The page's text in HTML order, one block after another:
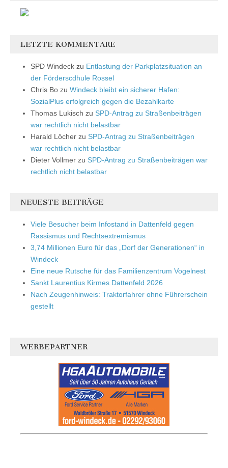
LETZTE KOMMENTARE
SPD Windeck zu Entlastung der Parkplatzsituation an
der Förderscdhule Rossel
Chris Bo zu Windeck bleibt ein sicherer Hafen:
SozialPlus erfolgreich gegen die Bezahlkarte
Thomas Lukisch zu SPD-Antrag zu Straßenbeiträgen
war rechtlich nicht belastbar
Harald Löcher zu SPD-Antrag zu Straßenbeiträgen
war rechtlich nicht belastbar
Dieter Vollmer zu SPD-Antrag zu Straßenbeiträgen war
rechtlich nicht belastbar
NEUESTE BEITRÄGE
Viele Besucher beim Infostand in Dattenfeld gegen
Rassismus und Rechtsextremismus
3,74 Millionen Euro für das „Dorf der Generationen“ in
Windeck
Eine neue Rutsche für das Familienzentrum Vogelnest
Sankt Laurentius Kirmes Dattenfeld 2026
Nach Zeugenhinweis: Traktorfahrer ohne Führerschein
gestellt
WERBEPARTNER